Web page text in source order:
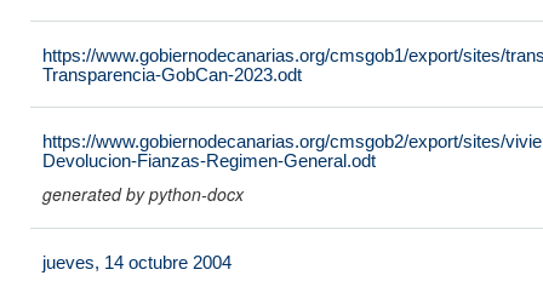
https://www.gobiernodecanarias.org/cmsgob1/export/sites/
Transparencia-GobCan-2023.odt
https://www.gobiernodecanarias.org/cmsgob2/export/sites/
Devolucion-Fianzas-Regimen-General.odt
generated by python-docx
jueves, 14 octubre 2004